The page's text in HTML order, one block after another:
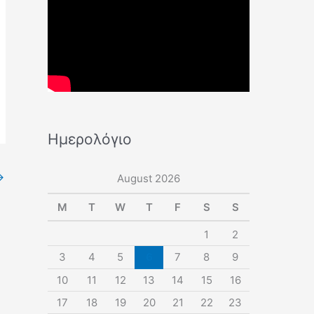
Ημερολόγιο
August 2026
M T W T F S S
1
2
3
4 5 7 8
9
10
11 12 13 14 15
16
17
18 19 20 21 22 23